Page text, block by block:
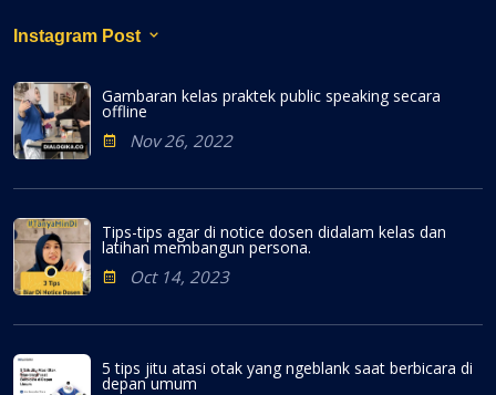
Instagram Post
Gambaran kelas praktek public speaking secara
offline
Nov 26, 2022
Tips-tips agar di notice dosen didalam kelas dan
latihan membangun persona.
Oct 14, 2023
5 tips jitu atasi otak yang ngeblank saat berbicara di
depan umum